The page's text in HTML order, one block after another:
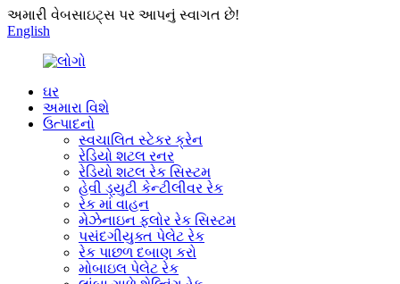
અમારી વેબસાઇટ્સ પર આપનું સ્વાગત છે!
English
ઘર
અમારા વિશે
ઉત્પાદનો
સ્વચાલિત સ્ટેકર ક્રેન
રેડિયો શટલ રનર
રેડિયો શટલ રેક સિસ્ટમ
હેવી ડ્યુટી કેન્ટીલીવર રેક
રેક માં વાહન
મેઝેનાઇન ફ્લોર રેક સિસ્ટમ
પસંદગીયુક્ત પેલેટ રેક
રેક પાછળ દબાણ કરો
મોબાઇલ પેલેટ રેક